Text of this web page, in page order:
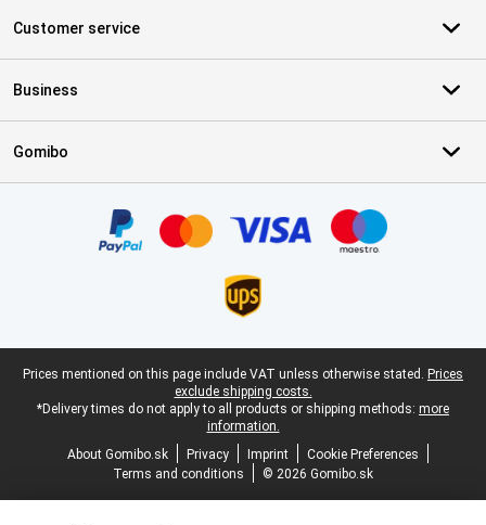
Customer service
Business
Gomibo
Legal footer
Prices mentioned on this page include VAT unless otherwise stated. Prices
exclude shipping costs.
*Delivery times do not apply to all products or shipping methods: more
information.
About Gomibo.sk
Privacy Imprint
Cookie Preferences
Terms and conditions
© 2026 Gomibo.sk